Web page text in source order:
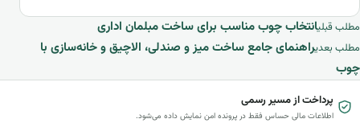
راهبری نوشته
مطلب قبلیانتخاب چوب مناسب برای ساخت مبلمان اداری
مطلب بعدیراهنمای جامع ساخت میز و صندلی، الاچیق و خانه‌سازی با
چوب
پرداخت از مسیر رسمی
اطلاعات مالی حساس فقط در پرونده امن نمایش داده می‌شود.